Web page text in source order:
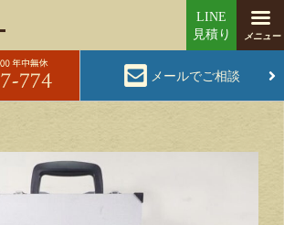
メールでご相談